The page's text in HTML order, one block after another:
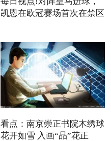
凯恩在欧冠赛场首次在禁区
看点：南京崇正书院木绣球
花开如雪 入画“品”花正